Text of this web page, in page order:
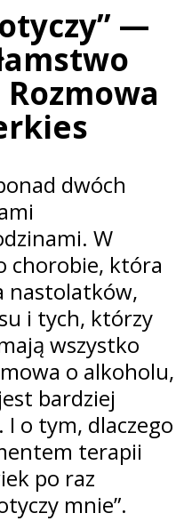
—
dwóch
W
chorobie, która
nastolatków,
i tych, którzy
wszystko
o alkoholu,
bardziej
o tym, dlaczego
terapii
po raz
mnie”.